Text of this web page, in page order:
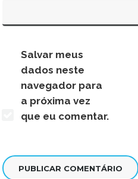
Salvar meus
dados neste
navegador para
a próxima vez
que eu comentar.